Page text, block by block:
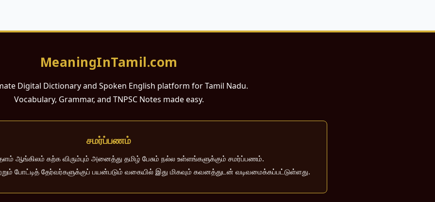
MeaningInTamil.com
Digital Dictionary and Spoken English platform for Tamil Nadu.
Vocabulary, Grammar, and TNPSC Notes made easy.
சமர்ப்பணம்
ஆங்கிலம் கற்க விரும்பும் அனைத்து தமிழ் பேசும் நல்ல உள்ளங்களுக்கும் சமர்ப்பணம்.
போட்டித் தேர்வர்களுக்குப் பயன்படும் வகையில் இது மிகவும் கவனத்துடன் வடிவமைக்கப்பட்டுள்ளது.